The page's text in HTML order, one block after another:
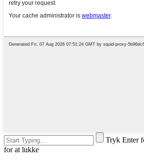
Tryk Enter
for at lukke